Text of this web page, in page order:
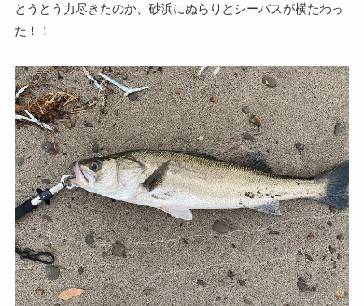
とうとう力尽きたのか、砂浜にぬらりとシーバスが横たわっ
た！！